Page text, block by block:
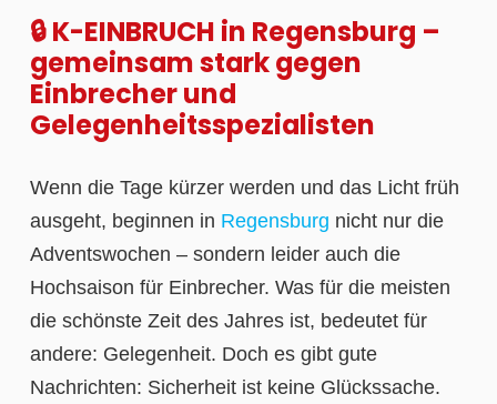
🔒 K-EINBRUCH in Regensburg –
gemeinsam stark gegen
Einbrecher und
Gelegenheitsspezialisten
Wenn die Tage kürzer werden und das Licht früh
ausgeht, beginnen in Regensburg nicht nur die
Adventswochen – sondern leider auch die
Hochsaison für Einbrecher. Was für die meisten
die schönste Zeit des Jahres ist, bedeutet für
andere: Gelegenheit. Doch es gibt gute
Nachrichten: Sicherheit ist keine Glückssache.